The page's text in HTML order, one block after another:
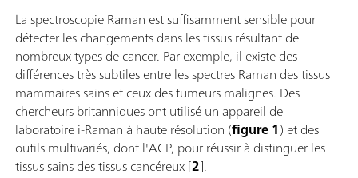
La spectroscopie Raman est suffisamment sensible pour
détecter les changements dans les tissus résultant de
nombreux types de cancer. Par exemple, il existe des
différences très subtiles entre les spectres Raman des tissus
mammaires sains et ceux des tumeurs malignes. Des
chercheurs britanniques ont utilisé un appareil de
laboratoire i-Raman à haute résolution (figure 1) et des
outils multivariés, dont l'ACP, pour réussir à distinguer les
tissus sains des tissus cancéreux [2].